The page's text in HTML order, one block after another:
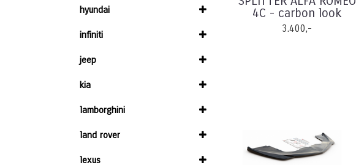
hyundai
infiniti
jeep
kia
lamborghini
land rover
lexus
4C - carbon look
3.400,-